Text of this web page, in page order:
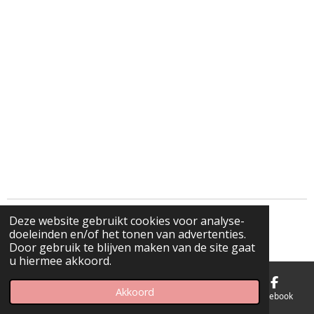
Deze website gebruikt cookies voor analyse-
doeleinden en/of het tonen van advertenties.
Door gebruik te blijven maken van de site gaat
u hiermee akkoord.
Akkoord
© 2021 - 2026 www.boontjesthemax.be
Powered byJouwWeb
Telefoonnummer Facebook